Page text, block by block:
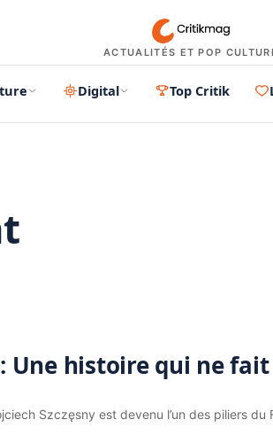
ACTUALITÉS ET POP
Digital Top Critik
Une histoire qui ne
Szczęsny est devenu l’un des piliers du